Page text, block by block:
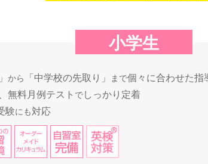
小学生
から 「中学校の先取り」 まで個々に合わせた指
無料月例テスト でしっかり定着
験にも対応